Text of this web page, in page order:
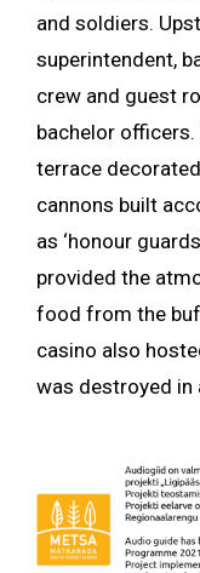
and soldiers.
superintendent,
crew and guest
bachelor officers.
terrace
cannons built
as ‘honour
provided the
food from the
casino also
was destroyed in